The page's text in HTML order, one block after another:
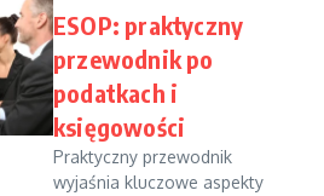
ESOP: praktyczny
przewodnik po
podatkach i
księgowości
Praktyczny przewodnik
wyjaśnia kluczowe aspekty